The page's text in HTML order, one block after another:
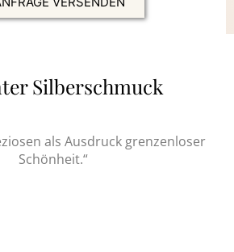
Silberschmuck
als Ausdruck grenzenloser
Schönheit.“